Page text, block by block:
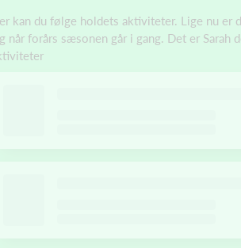
kan du følge holdets aktiviteter. Lige nu er
når forårs sæsonen går i gang. Det er Sarah